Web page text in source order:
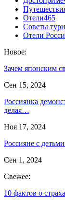
Отели465
Советы
Отели
Новое:
Зачем японским
Сен 15, 2024
Россиянка
делая…
Ноя 17, 2024
Россияне с
Сен 1, 2024
Свежее:
10 фактов о